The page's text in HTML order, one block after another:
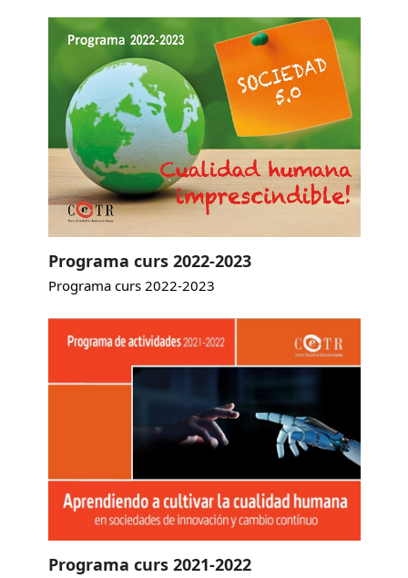
Programa curs 2022-2023
Programa curs 2022-2023
Programa curs 2021-2022